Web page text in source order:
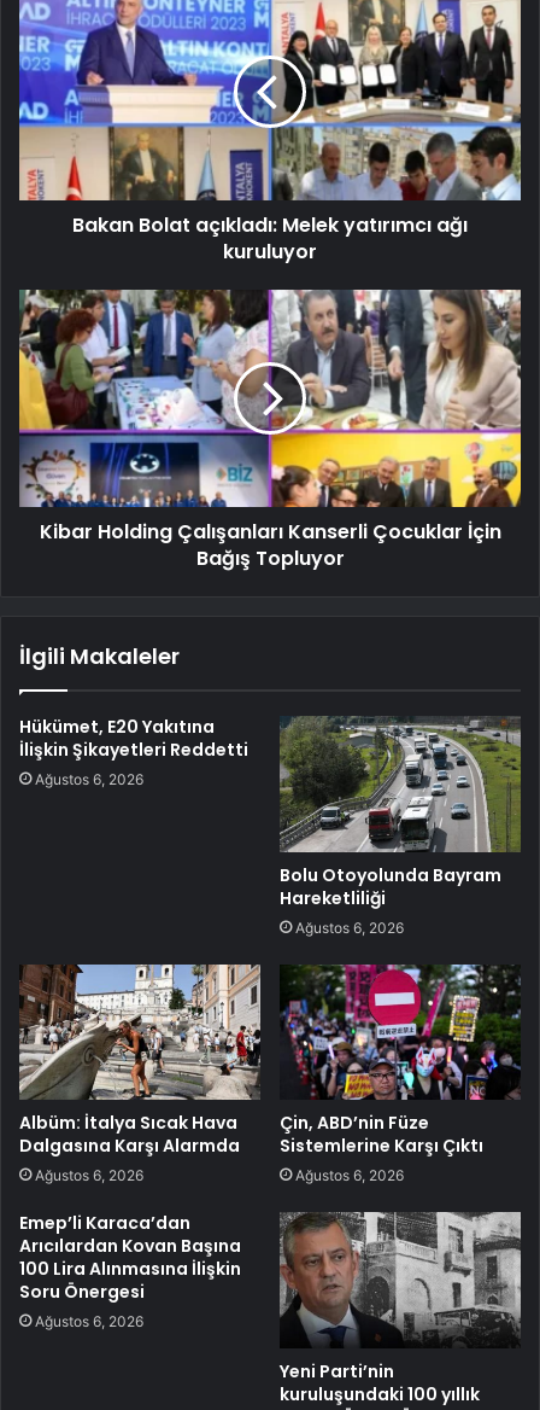
Bakan Bolat açıkladı: Melek yatırımcı ağı
kuruluyor
Kibar Holding Çalışanları Kanserli Çocuklar İçin
Bağış Topluyor
İlgili Makaleler
Hükümet, E20 Yakıtına
İlişkin Şikayetleri Reddetti
Ağustos 6, 2026
Bolu Otoyolunda Bayram
Hareketliliği
Ağustos 6, 2026
Albüm: İtalya Sıcak Hava
Dalgasına Karşı Alarmda
Ağustos 6, 2026
Çin, ABD’nin Füze
Sistemlerine Karşı Çıktı
Ağustos 6, 2026
Emep’li Karaca’dan
Arıcılardan Kovan Başına
100 Lira Alınmasına İlişkin
Soru Önergesi
Ağustos 6, 2026
Yeni Parti’nin
kuruluşundaki 100 yıllık